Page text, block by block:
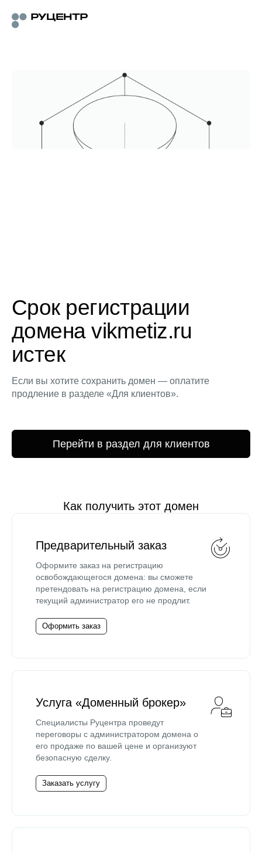
Срок регистрации
домена vikmetiz.ru
истек
Если вы хотите сохранить домен — оплатите
продление в разделе «Для клиентов».
Перейти в раздел для клиентов
Как получить этот домен
Предварительный заказ
Оформите заказ на регистрацию
освобождающегося домена: вы сможете
претендовать на регистрацию домена, если
текущий администратор его не продлит.
Оформить заказ
Услуга «Доменный брокер»
Специалисты Руцентра проведут
переговоры с администратором домена о
его продаже по вашей цене и организуют
безопасную сделку.
Заказать услугу